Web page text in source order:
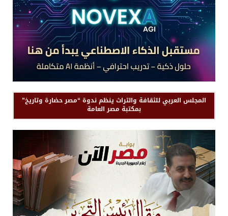
المجلس العربي للثقافة والتراث ينظم ندوة “مصر حضارة وتاريخ”
بمكتبة مصر العامة